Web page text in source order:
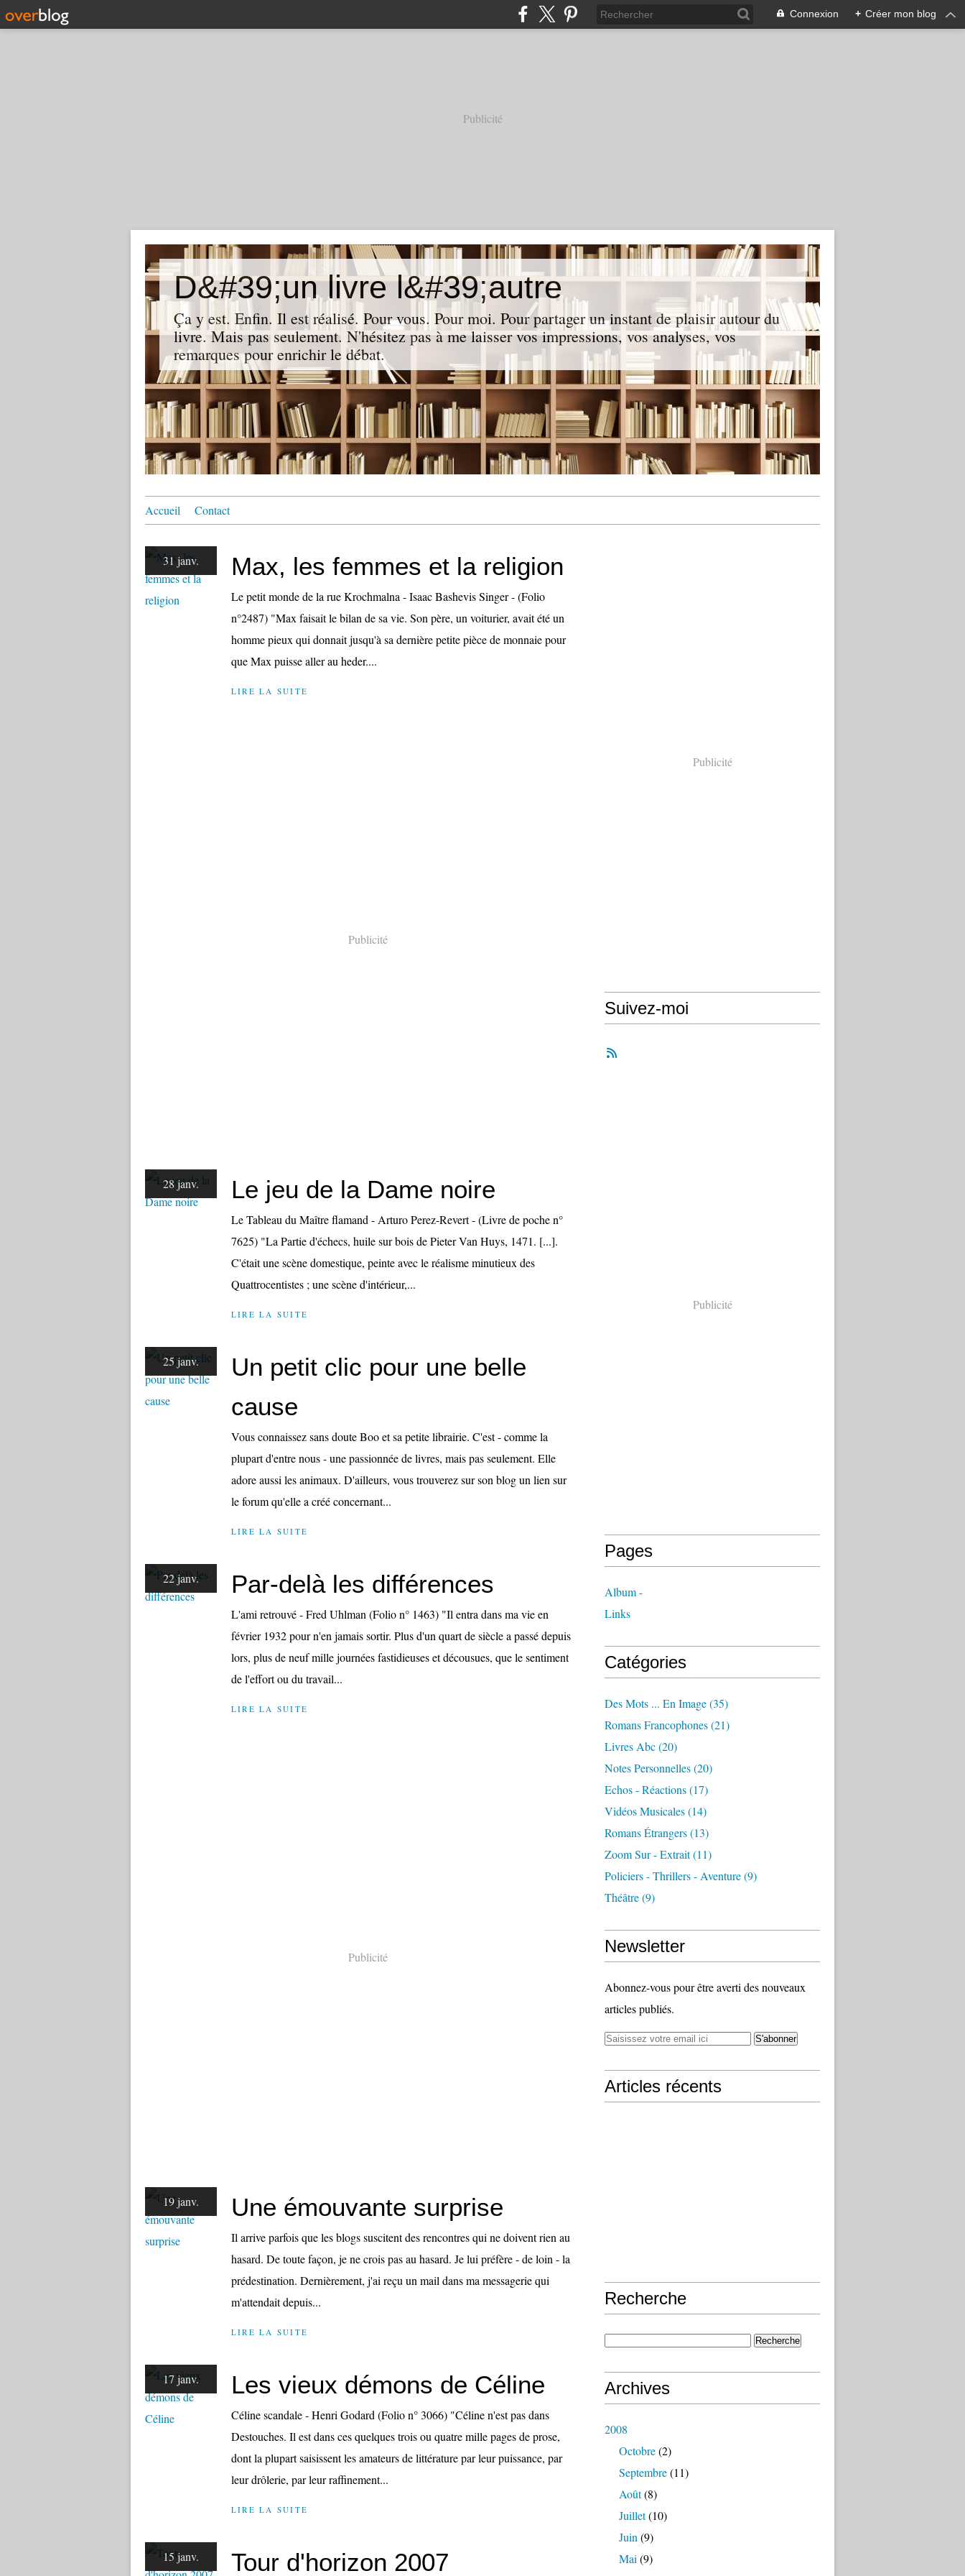
Connexion + Créer mon blog
Publicité
D&#39;un livre l&#39;autre
Ça y est. Enfin. Il est réalisé. Pour vous. Pour moi. Pour partager un instant de plaisir autour du
livre. Mais pas seulement. N'hésitez pas à me laisser vos impressions, vos analyses, vos
remarques pour enrichir le débat.
Accueil Contact
31 janv. Max, les femmes et la religion
Le petit monde de la rue Krochmalna - Isaac Bashevis Singer - (Folio
n°2487) "Max faisait le bilan de sa vie. Son père, un voiturier, avait été un
homme pieux qui donnait jusqu'à sa dernière petite pièce de monnaie pour
que Max puisse aller au heder....
LIRE LA SUITE
Publicité
28 janv. Le jeu de la Dame noire
Le Tableau du Maître flamand - Arturo Perez-Revert - (Livre de poche n°
7625) "La Partie d'échecs, huile sur bois de Pieter Van Huys, 1471. [...].
C'était une scène domestique, peinte avec le réalisme minutieux des
Quattrocentistes ; une scène d'intérieur,...
LIRE LA SUITE
25 janv.
Un petit clic pour une belle
cause
Vous connaissez sans doute Boo et sa petite librairie. C'est - comme la
plupart d'entre nous - une passionnée de livres, mais pas seulement. Elle
adore aussi les animaux. D'ailleurs, vous trouverez sur son blog un lien sur
le forum qu'elle a créé concernant...
LIRE LA SUITE
22 janv. Par-delà les différences
L'ami retrouvé - Fred Uhlman (Folio n° 1463) "Il entra dans ma vie en
février 1932 pour n'en jamais sortir. Plus d'un quart de siècle a passé depuis
lors, plus de neuf mille journées fastidieuses et décousues, que le sentiment
de l'effort ou du travail...
LIRE LA SUITE
Publicité
19 janv. Une émouvante surprise
Il arrive parfois que les blogs suscitent des rencontres qui ne doivent rien au
hasard. De toute façon, je ne crois pas au hasard. Je lui préfère - de loin - la
prédestination. Dernièrement, j'ai reçu un mail dans ma messagerie qui
m'attendait depuis...
LIRE LA SUITE
17 janv. Les vieux démons de Céline
Céline scandale - Henri Godard (Folio n° 3066) "Céline n'est pas dans
Destouches. Il est dans ces quelques trois ou quatre mille pages de prose,
dont la plupart saisissent les amateurs de littérature par leur puissance, par
leur drôlerie, par leur raffinement...
LIRE LA SUITE
15 janv. Tour d'horizon 2007
Publicité
Suivez-moi
Publicité
Pages
Album -
Links
Catégories
Des Mots ... En Image(35)
Romans Francophones(21)
Livres Abc(20)
Notes Personnelles(20)
Echos - Réactions(17)
Vidéos Musicales(14)
Romans Étrangers(13)
Zoom Sur - Extrait(11)
Policiers - Thrillers - Aventure(9)
Théâtre(9)
Newsletter
Abonnez-vous pour être averti des nouveaux
articles publiés.
Articles récents
Recherche
Archives
2008
Octobre(2)
Septembre(11)
Août(8)
Juillet(10)
Juin (9)
Mai (9)